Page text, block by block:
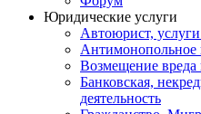
Юридические услуги
Автоюрист,
Антимонопольное
Возмещение вреда
Банковская,
деятельность